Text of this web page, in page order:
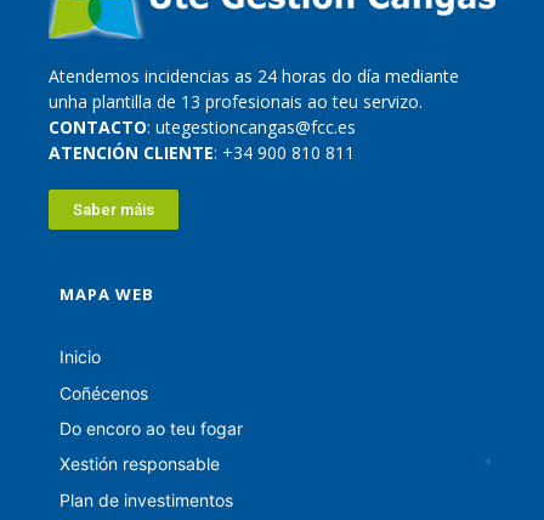
Atendemos incidencias as 24 horas do día mediante
unha plantilla de 13 profesionais ao teu servizo.
CONTACTO: utegestioncangas@fcc.es
ATENCIÓN CLIENTE: +34 900 810 811
Saber máis
MAPA WEB
Inicio
Coñécenos
Do encoro ao teu fogar
Xestión responsable
Plan de investimentos